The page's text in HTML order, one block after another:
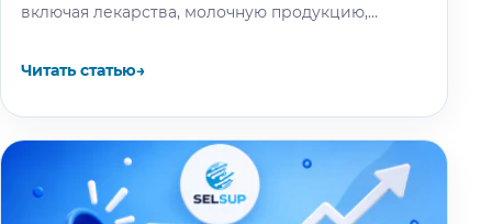
включая лекарства, молочную продукцию,
Читать статью→